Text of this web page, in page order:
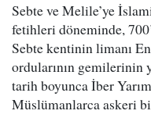
Sebte ve Melile’ye
fetihleri döneminde,
Sebte kentinin limanı
ordularının gemilerinin
tarih boyunca İber
Müslümanlarca askeri